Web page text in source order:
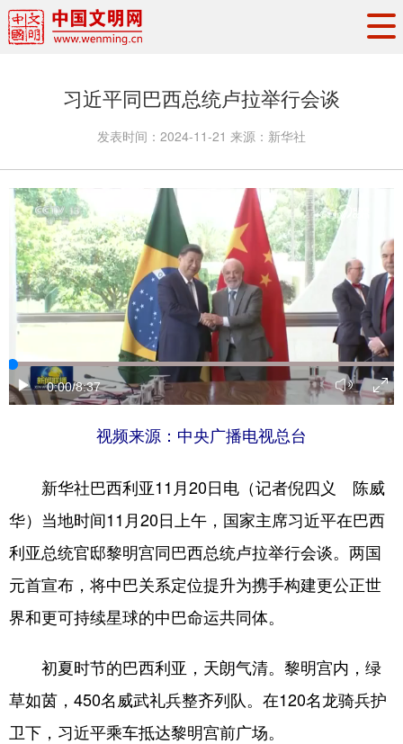
权威发布
资讯联播
地方交流
文明实践
文明创建
文明之光
文明影音 文明矩阵
习近平同巴西总统卢拉举行会谈
发表时间： 2024-11-21 来源： 新华社
0:00/8:37
视频来源：中央广播电视总台
新华社巴西利亚11月20日电（记者倪四义 陈威
华）当地时间11月20日上午，国家主席习近平在巴西
利亚总统官邸黎明宫同巴西总统卢拉举行会谈。两国
元首宣布，将中巴关系定位提升为携手构建更公正世
界和更可持续星球的中巴命运共同体。
初夏时节的巴西利亚，天朗气清。黎明宫内，绿
草如茵，450名威武礼兵整齐列队。在120名龙骑兵护
卫下，习近平乘车抵达黎明宫前广场。